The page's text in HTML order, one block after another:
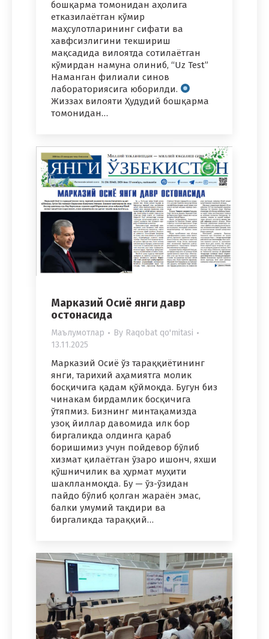
бошқарма томонидан аҳолига
етказилаётган кўмир
маҳсулотларининг сифати ва
хавфсизлигини текшириш
мақсадида вилоятда сотилаётган
кўмирдан намуна олиниб, “Uz Test”
Наманган филиали синов
лабораториясига юборилди.
Жиззах вилояти Ҳудудий бошқарма
томонидан…
Марказий Осиё янги давр
остонасида
Маълумотлар By Raqobat qo'mitasi
13.11.2025
Марказий Осиё ўз тараққиётининг
янги, тарихий аҳамиятга молик
босқичига қадам қўймоқда. Бугун биз
чинакам бирдамлик босқичига
ўтяпмиз. Бизнинг минтақамизда
узоқ йиллар давомида илк бор
биргаликда олдинга қараб
боришимиз учун пойдевор бўлиб
хизмат қилаётган ўзаро ишонч, яхши
қўшничилик ва ҳурмат муҳити
шаклланмоқда. Бу — ўз-ўзидан
пайдо бўлиб қолган жараён эмас,
балки умумий тақдири ва
биргаликда тараққий…